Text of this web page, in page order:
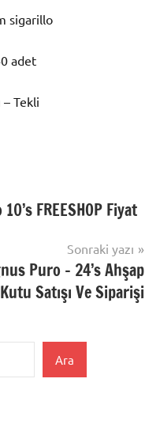
sigarillo
adet
– Tekli
FREESHOP Fiyat
Sonraki yazı
Puro – 24’s Ahşap
Kutu Satışı Ve Siparişi
Ara